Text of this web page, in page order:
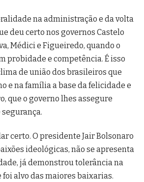
na administração e da volta
deu certo nos governos Castelo
Médici e Figueiredo, quando o
probidade e competência. É isso
de união dos brasileiros que
e na família a base da felicidade e
que o governo lhes assegure
segurança.
certo. O presidente Jair Bolsonaro
ideológicas, não se apresenta
já demonstrou tolerância na
foi alvo das maiores baixarias.